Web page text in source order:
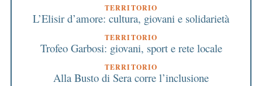
TERRITORIO
L’Elisir d’amore: cultura, giovani e solidarietà
TERRITORIO
Trofeo Garbosi: giovani, sport e rete locale
TERRITORIO
Alla Busto di Sera corre l’inclusione